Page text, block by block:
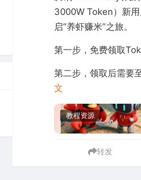
3000W Token）新
启“养虾赚米”之旅。
第一步，免费领取
第二步，领取后需要
文
教程资源
转发